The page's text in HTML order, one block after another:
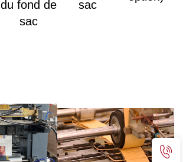
du fond de
sac
sac